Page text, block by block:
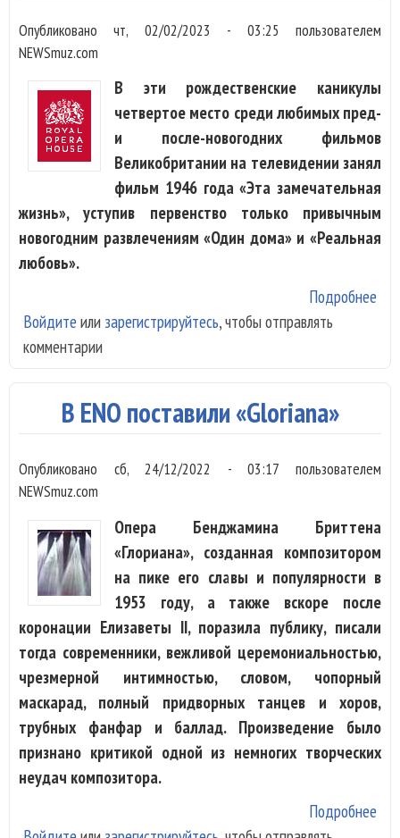
Опубликованочт, 02/02/2023 - 03:25 пользователем
NEWSmuz.com
В эти рождественские каникулы
четвертое место среди любимых пред-
и после-новогодних фильмов
Великобритании на телевидении занял
фильм 1946 года «Эта замечательная
жизнь», уступив первенство только привычным
новогодним развлечениям «Один дома» и «Реальная
любовь».
Подробнее
Войдите или зарегистрируйтесь, чтобы отправлять
комментарии
В ENO поставили «Gloriana»
Опубликовано сб, 24/12/2022 - 03:17 пользователем
NEWSmuz.com
Опера Бенджамина Бриттена
«Глориана», созданная композитором
на пике его славы и популярности в
1953 году, а также вскоре после
коронации Елизаветы II, поразила публику, писали
тогда современники, вежливой церемониальностью,
чрезмерной интимностью, словом, чопорный
маскарад, полный придворных танцев и хоров,
трубных фанфар и баллад. Произведение было
признано критикой одной из немногих творческих
неудач композитора.
Подробнее